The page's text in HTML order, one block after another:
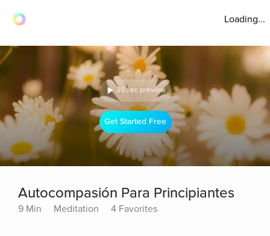
Loading...
30 sec preview
Get Started Free
Autocompasión Para Principiantes
9 Min Meditation 4 Favorites